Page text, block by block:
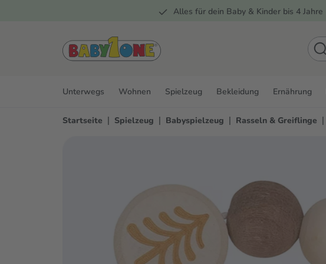
Alles für dein Baby & Kinder bis 4 Jahre
Unterwegs Wohnen Spielzeug Bekleidung Ernährung
Startseite | Spielzeug | Babyspielzeug | Rasseln & Greiflinge |